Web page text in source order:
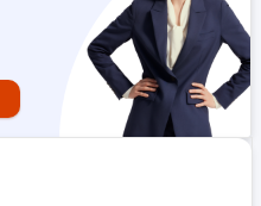
注力中のヘルスサイエンス領域